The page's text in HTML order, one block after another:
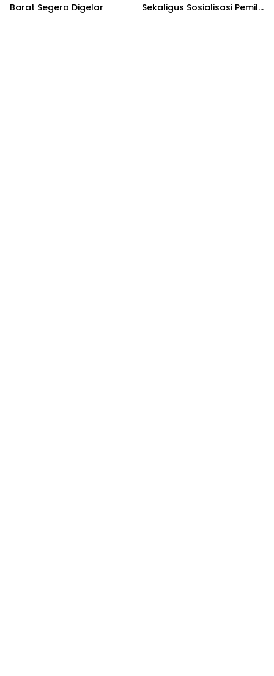
Barat Segera Digelar
Sekaligus Sosialisasi Pemilu